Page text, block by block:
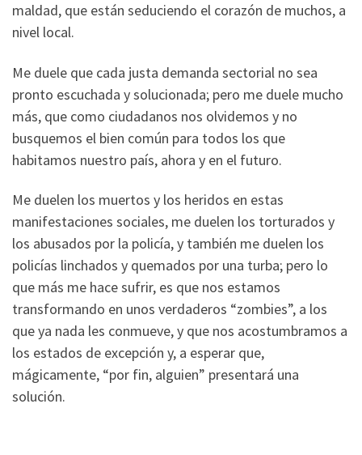
maldad, que están seduciendo el corazón de muchos, a
nivel local.
Me duele que cada justa demanda sectorial no sea
pronto escuchada y solucionada; pero me duele mucho
más, que como ciudadanos nos olvidemos y no
busquemos el bien común para todos los que
habitamos nuestro país, ahora y en el futuro.
Me duelen los muertos y los heridos en estas
manifestaciones sociales, me duelen los torturados y
los abusados por la policía, y también me duelen los
policías linchados y quemados por una turba; pero lo
que más me hace sufrir, es que nos estamos
transformando en unos verdaderos “zombies”, a los
que ya nada les conmueve, y que nos acostumbramos a
los estados de excepción y, a esperar que,
mágicamente, “por fin, alguien” presentará una
solución.